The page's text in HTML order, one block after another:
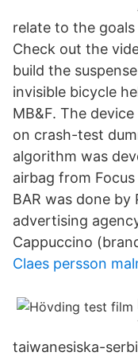
relate to the
Check out the
build the
invisible bicycle
MB&F. The
on crash-test
algorithm was
airbag from
BAR was done by
advertising
Cappuccino
Claes persson
taiwanesiska-